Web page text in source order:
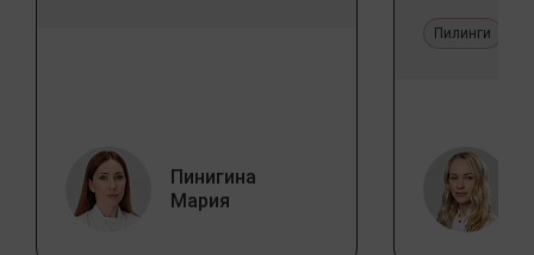
Пинигина
Мария
Пилинги